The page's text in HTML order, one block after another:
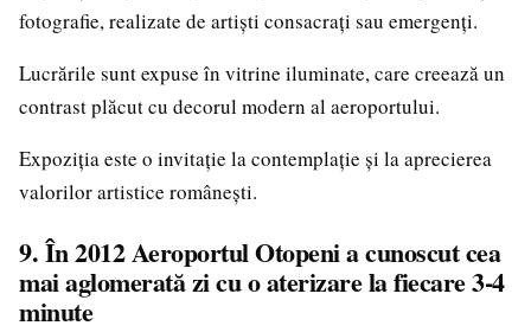
fotografie, realizate de artiști consacrați sau emergenți.
Lucrările sunt expuse în vitrine iluminate, care creează un
contrast plăcut cu decorul modern al aeroportului.
Expoziția este o invitație la contemplație și la aprecierea
valorilor artistice românești.
9. În 2012 Aeroportul Otopeni a cunoscut cea
mai aglomerată zi cu o aterizare la fiecare 3-4
minute